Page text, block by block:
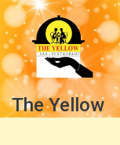
The Yellow